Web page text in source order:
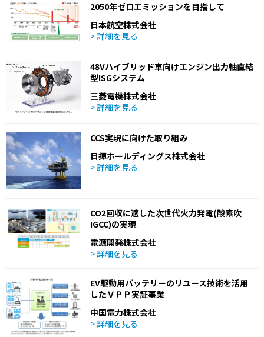
2050年ゼロエミッションを目指して
日本航空株式会社
> 詳細を見る
48Vハイブリッド車向けエンジン出力軸直結
型ISGシステム
三菱電機株式会社
> 詳細を見る
CCS実現に向けた取り組み
日揮ホールディングス株式会社
> 詳細を見る
CO2回収に適した次世代火力発電(酸素吹
IGCC)の実現
電源開発株式会社
> 詳細を見る
EV駆動用バッテリーのリユース技術を活用
したＶＰＰ実証事業
中国電力株式会社
> 詳細を見る